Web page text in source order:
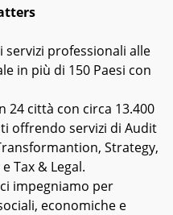
professionali alle
in più di 150 Paesi con
24 città con circa 13.400
offrendo servizi di Audit
Strategy,
Tax & Legal.
impegniamo per
economiche e